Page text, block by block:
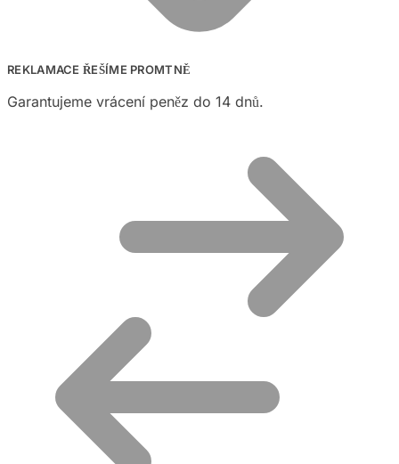
REKLAMACE ŘEŠÍME PROMTNĚ
Garantujeme vrácení peněz do 14 dnů.